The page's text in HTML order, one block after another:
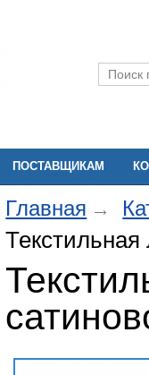
ПОСТАВЩИКАМ
Главная